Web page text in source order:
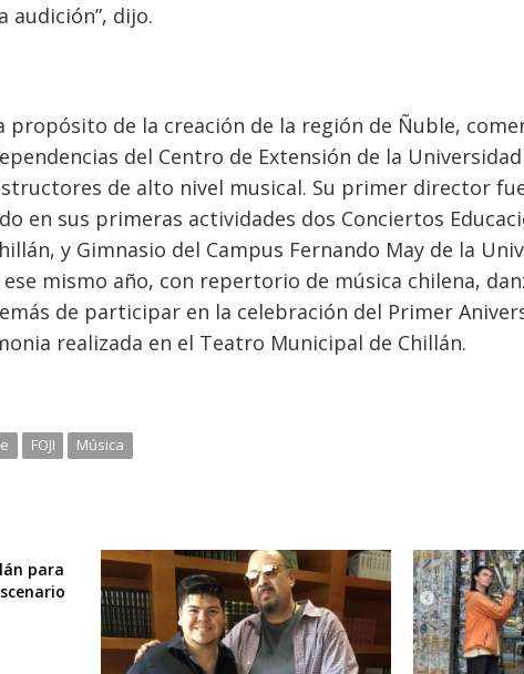
audición”, dijo.
propósito de la creación de la región de Ñuble,
del Centro de Extensión de la
de alto nivel musical. Su primer director
en sus primeras actividades dos Conciertos
y Gimnasio del Campus Fernando May de la
mismo año, con repertorio de música chilena,
de participar en la celebración del Primer
realizada en el Teatro Municipal de Chillán.
FOJI Música
para